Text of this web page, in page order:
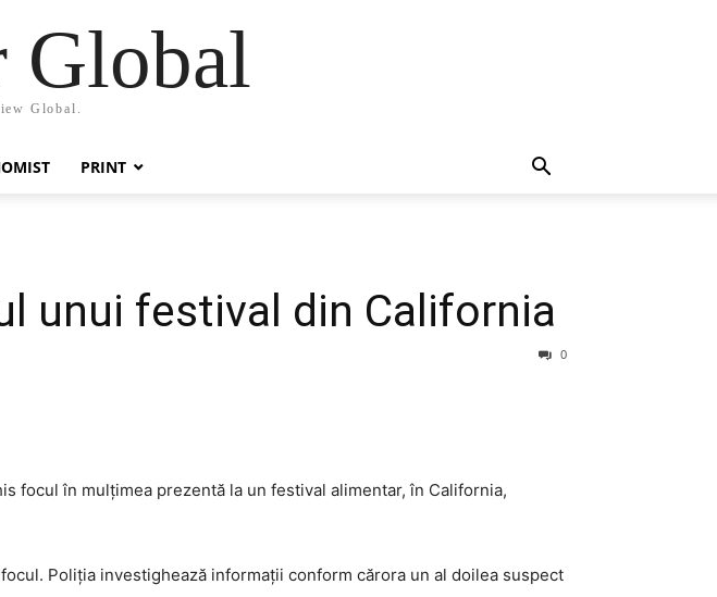
Global
Global.
PRINT
unui festival din California
0
focul în mulțimea prezentă la un festival alimentar, în California,
Poliția investighează informații conform cărora un al doilea suspect